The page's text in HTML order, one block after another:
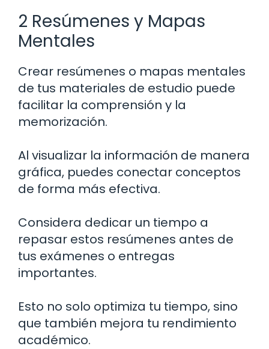
2 Resúmenes y Mapas
Mentales
Crear resúmenes o mapas mentales
de tus materiales de estudio puede
facilitar la comprensión y la
memorización.
Al visualizar la información de manera
gráfica, puedes conectar conceptos
de forma más efectiva.
Considera dedicar un tiempo a
repasar estos resúmenes antes de
tus exámenes o entregas
importantes.
Esto no solo optimiza tu tiempo, sino
que también mejora tu rendimiento
académico.